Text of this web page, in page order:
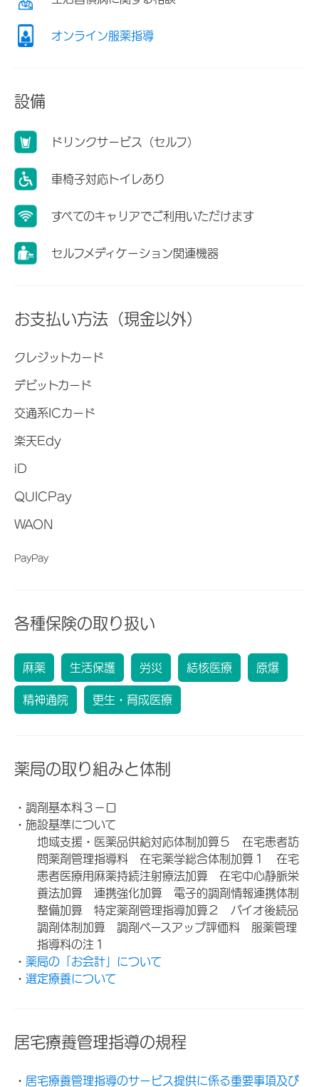
オンライン服薬指導
設備
ドリンクサービス（セルフ）
車椅子対応トイレあり
すべてのキャリアでご利用いただけます
セルフメディケーション関連機器
お支払い方法（現金以外）
クレジットカード
デビットカード
交通系ICカード
楽天Edy
iD
QUICPay
WAON
PayPay
各種保険の取り扱い
麻薬 生活保護 労災 結核医療 原爆
精神通院 更生・育成医療
薬局の取り組みと体制
・調剤基本料３－ロ
・施設基準について
地域支援・医薬品供給対応体制加算５ 在宅患者訪
問薬剤管理指導料 在宅薬学総合体制加算１ 在宅
患者医療用麻薬持続注射療法加算 在宅中心静脈栄
養法加算 連携強化加算 電子的調剤情報連携体制
整備加算 特定薬剤管理指導加算２ バイオ後続品
調剤体制加算 調剤ベースアップ評価料 服薬管理
指導料の注１
・ 薬局の「お会計」について
・ 選定療養について
居宅療養管理指導の規程
・ 居宅療養管理指導のサービス提供に係る重要事項及び